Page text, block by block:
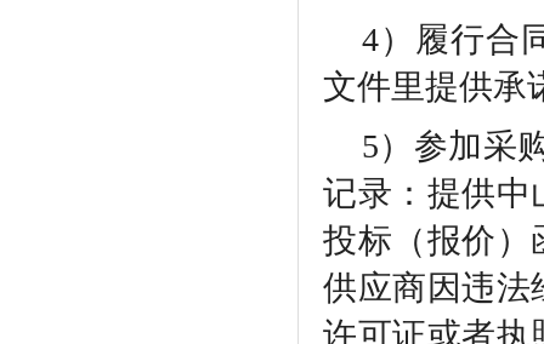
4）履行合
文件里提供承
5）参加采
记录：提供中
投标（报价）
供应商因违法
许可证或者执